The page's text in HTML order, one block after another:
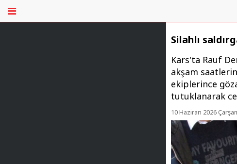
Silahlı
Kars'ta Rauf
akşam
ekiplerince
tutuklanarak
10 Haziran 2026